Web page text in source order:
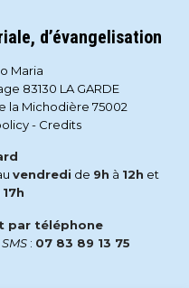
d’évangelisation
Maria
83130 LA GARDE
la Michodière 75002
- Credits
vendredi de 9h à 12h et
17h
par téléphone
SMS : 07 83 89 13 75